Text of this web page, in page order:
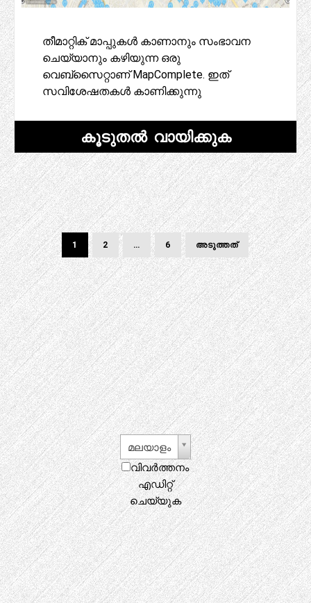
തീമാറ്റിക് മാപ്പുകൾ കാണാനും സംഭാവന
ചെയ്യാനും കഴിയുന്ന ഒരു
വെബ്‌സൈറ്റാണ് MapComplete. ഇത്
സവിശേഷതകൾ കാണിക്കുന്നു
കൂടുതൽ വായിക്കുക
പോസ്റ്റുകൾ
പേജിനേഷൻ
പേജ് 1
പേജ് 2 …
പേജ് 6 അടുത്തത്
അടുത്ത
പേജ്
മലയാളം
വിവർത്തനം
എഡിറ്റ്
ചെയ്യുക